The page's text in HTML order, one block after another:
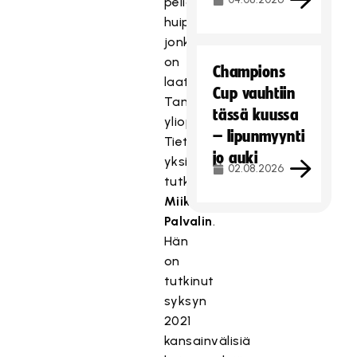
huippusalibandysta,
jonka
on
laatinut
Tampereen
yliopiston
Tietojohtamisen
yksikön
tutkijatohtori
Miikka
Palvalin.
Hän
on
tutkinut
syksyn
2021
kansainvälisiä
Champions
Cup vauhtiin
tässä kuussa
– lipunmyynti
jo auki
02.08.2026